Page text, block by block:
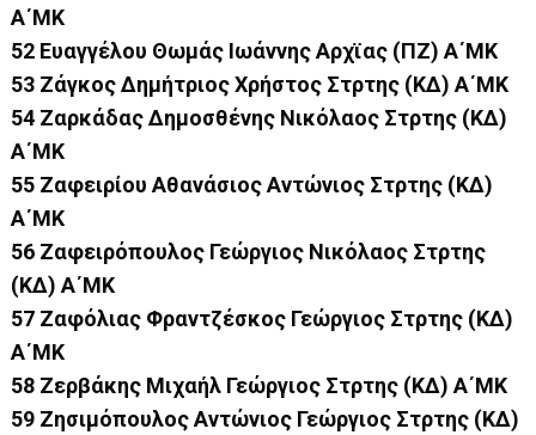
Α΄ΜΚ
52 Ευαγγέλου Θωμάς Ιωάννης Αρχϊας (ΠΖ) Α΄ΜΚ
53 Ζάγκος Δημήτριος Χρήστος Στρτης (ΚΔ) Α΄ΜΚ
54 Ζαρκάδας Δημοσθένης Νικόλαος Στρτης (ΚΔ)
Α΄ΜΚ
55 Ζαφειρίου Αθανάσιος Αντώνιος Στρτης (ΚΔ)
Α΄ΜΚ
56 Ζαφειρόπουλος Γεώργιος Νικόλαος Στρτης
(ΚΔ) Α΄ΜΚ
57 Ζαφόλιας Φραντζέσκος Γεώργιος Στρτης (ΚΔ)
Α΄ΜΚ
58 Ζερβάκης Μιχαήλ Γεώργιος Στρτης (ΚΔ) Α΄ΜΚ
59 Ζησιμόπουλος Αντώνιος Γεώργιος Στρτης (ΚΔ)